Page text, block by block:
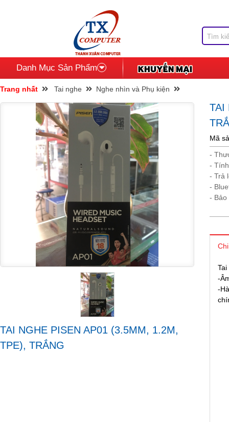
Danh Mục Sản Phẩm
Trang nhất Tai nghe Nghe nhìn và Phụ kiện
TAI NGHE PISEN AP01 (3.5MM, 1.2M,
TPE), TRẮNG
TAI
Mã
-
-
- Trả
-
- Bảo
-
-